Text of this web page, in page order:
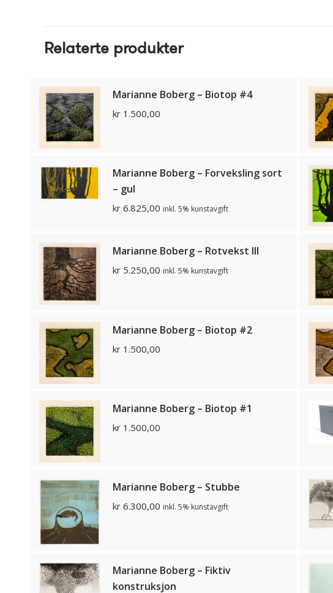
Relaterte produkter
Marianne Boberg – Biotop #4
kr 1.500,00
Marianne Boberg – Forveksling sort
– gul
kr 6.825,00 inkl. 5% kunstavgift
Marianne Boberg – Rotvekst III
kr 5.250,00 inkl. 5% kunstavgift
Marianne Boberg – Biotop #2
kr 1.500,00
Marianne Boberg – Biotop #1
kr 1.500,00
Marianne Boberg – Stubbe
kr 6.300,00 inkl. 5% kunstavgift
Marianne Boberg – Fiktiv
konstruksjon